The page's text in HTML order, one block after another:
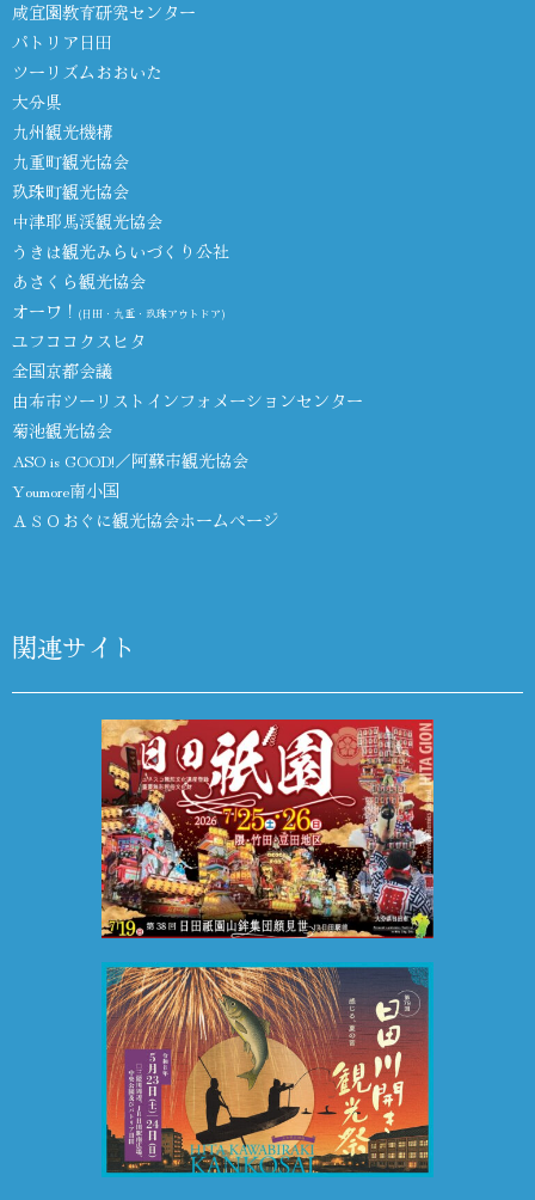
咸宜園教育研究センター
パトリア日田
ツーリズムおおいた
大分県
九州観光機構
九重町観光協会
玖珠町観光協会
中津耶馬渓観光協会
うきは観光みらいづくり公社
あさくら観光協会
オーワ！ (日田・九重・玖珠アウトドア)
ユフココクスヒタ
全国京都会議
由布市ツーリストインフォメーションセンター
菊池観光協会
ASO is GOOD!／阿蘇市観光協会
Youmore南小国
ＡＳＯおぐに観光協会ホームページ
関連サイト